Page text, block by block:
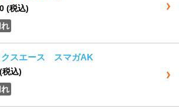
(税込)
クスエース スマガAK
(税込)